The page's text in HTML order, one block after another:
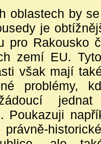
oblastech by
je
pro Rakousko
zemí EU.
však mají
problémy,
Poukazuji
právně-